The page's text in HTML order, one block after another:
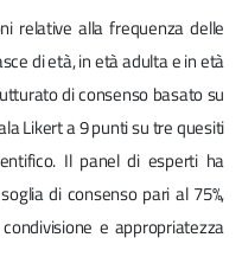
relative alla frequenza delle
di età, in età adulta e in età
di consenso basato su
Likert a 9 punti su tre quesiti
Il panel di esperti ha
di consenso pari al 75%,
e appropriatezza